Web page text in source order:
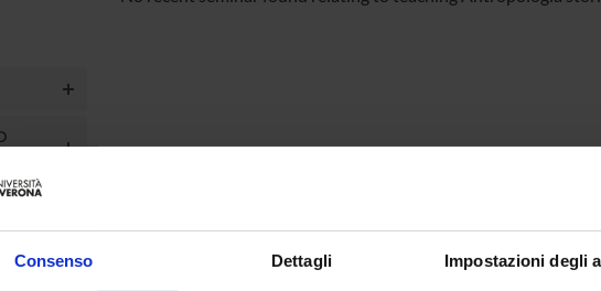
Consenso Dettagli Impostazioni degli